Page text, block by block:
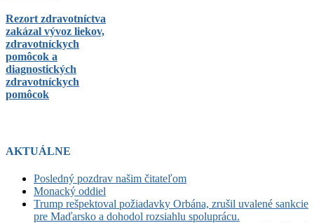
Rezort zdravotníctva
zakázal vývoz liekov,
zdravotníckych
pomôcok a
diagnostických
zdravotníckych
pomôcok
AKTUÁLNE
Posledný pozdrav našim čitateľom
Monacký oddiel
Trump rešpektoval požiadavky Orbána, zrušil uvalené sankcie
pre Maďarsko a dohodol rozsiahlu spoluprácu.